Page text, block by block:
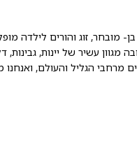
מובחר, זוג והורים לילדה
מרחבי הגליל והעולם,